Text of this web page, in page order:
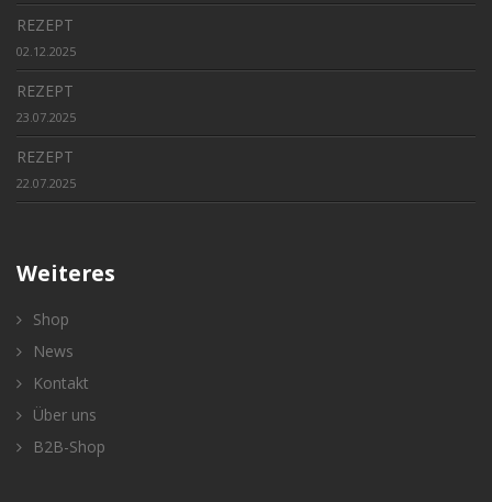
REZEPT
02.12.2025
REZEPT
23.07.2025
REZEPT
22.07.2025
Weiteres
Shop
News
Kontakt
Über uns
B2B-Shop